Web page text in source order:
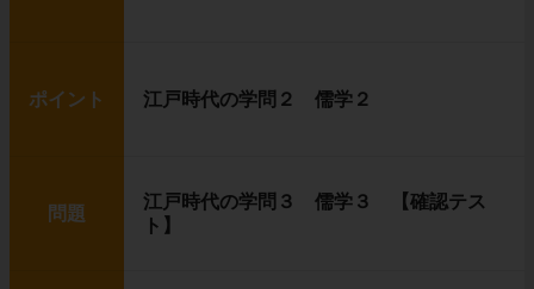
ポイント 江戸時代の学問２ 儒学２
問題
江戸時代の学問３ 儒学３ 【確認テス
ト】